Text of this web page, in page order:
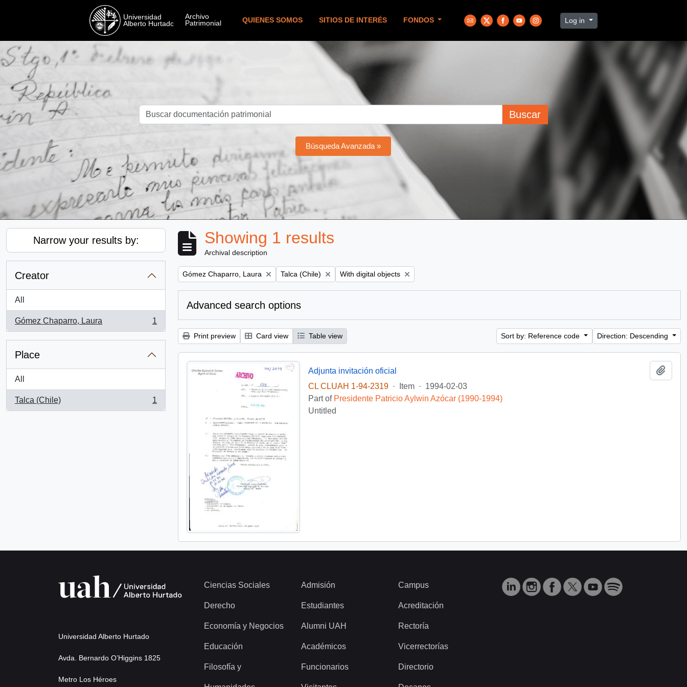
QUIENES SOMOS SITIOS DE INTERÉS FONDOS Log in
Buscar
Búsqueda Avanzada »
Narrow your results by:
Creator
All
Gómez Chaparro, Laura
, 1 results
1
Place
All
Talca (Chile)
, 1 results
1
Showing 1 results
Archival description
Remove filter:
Gómez Chaparro, Laura Remove filter:
Talca (Chile) Remove filter:
With digital objects
Advanced search options
Print preview Card view Table view Sort by: Reference code Direction: Descending
Adjunta invitación oficial
CL CLUAH 1-94-2319
· Item · 1994-02-03
Part of Presidente Patricio Aylwin Azócar (1990-1994)
Untitled
Universidad Alberto Hurtado
Avda. Bernardo O’Higgins 1825
Metro Los Héroes
Ciencias Sociales
Derecho
Economía y Negocios
Educación
Filosofía y
Admisión
Estudiantes
Alumni UAH
Académicos
Funcionarios
Campus
Acreditación
Rectoría
Vicerrectorías
Directorio